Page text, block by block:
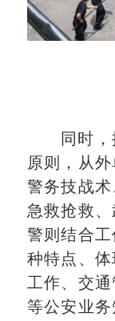
同时，
原则，从
警务技战术
急救抢救
警则结合
种特点、
工作、交
等公安业